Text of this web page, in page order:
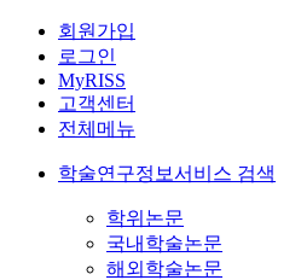
회원가입
로그인
MyRISS
고객센터
전체메뉴
학술연구정보서비스 검색
학위논문
국내학술논문
해외학술논문